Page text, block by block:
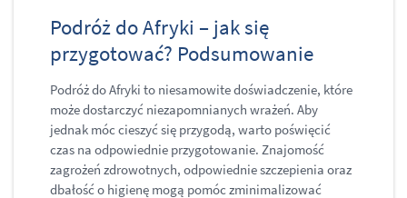
Podróż do Afryki – jak się
przygotować? Podsumowanie
Podróż do Afryki to niesamowite doświadczenie, które
może dostarczyć niezapomnianych wrażeń. Aby
jednak móc cieszyć się przygodą, warto poświęcić
czas na odpowiednie przygotowanie. Znajomość
zagrożeń zdrowotnych, odpowiednie szczepienia oraz
dbałość o higienę mogą pomóc zminimalizować